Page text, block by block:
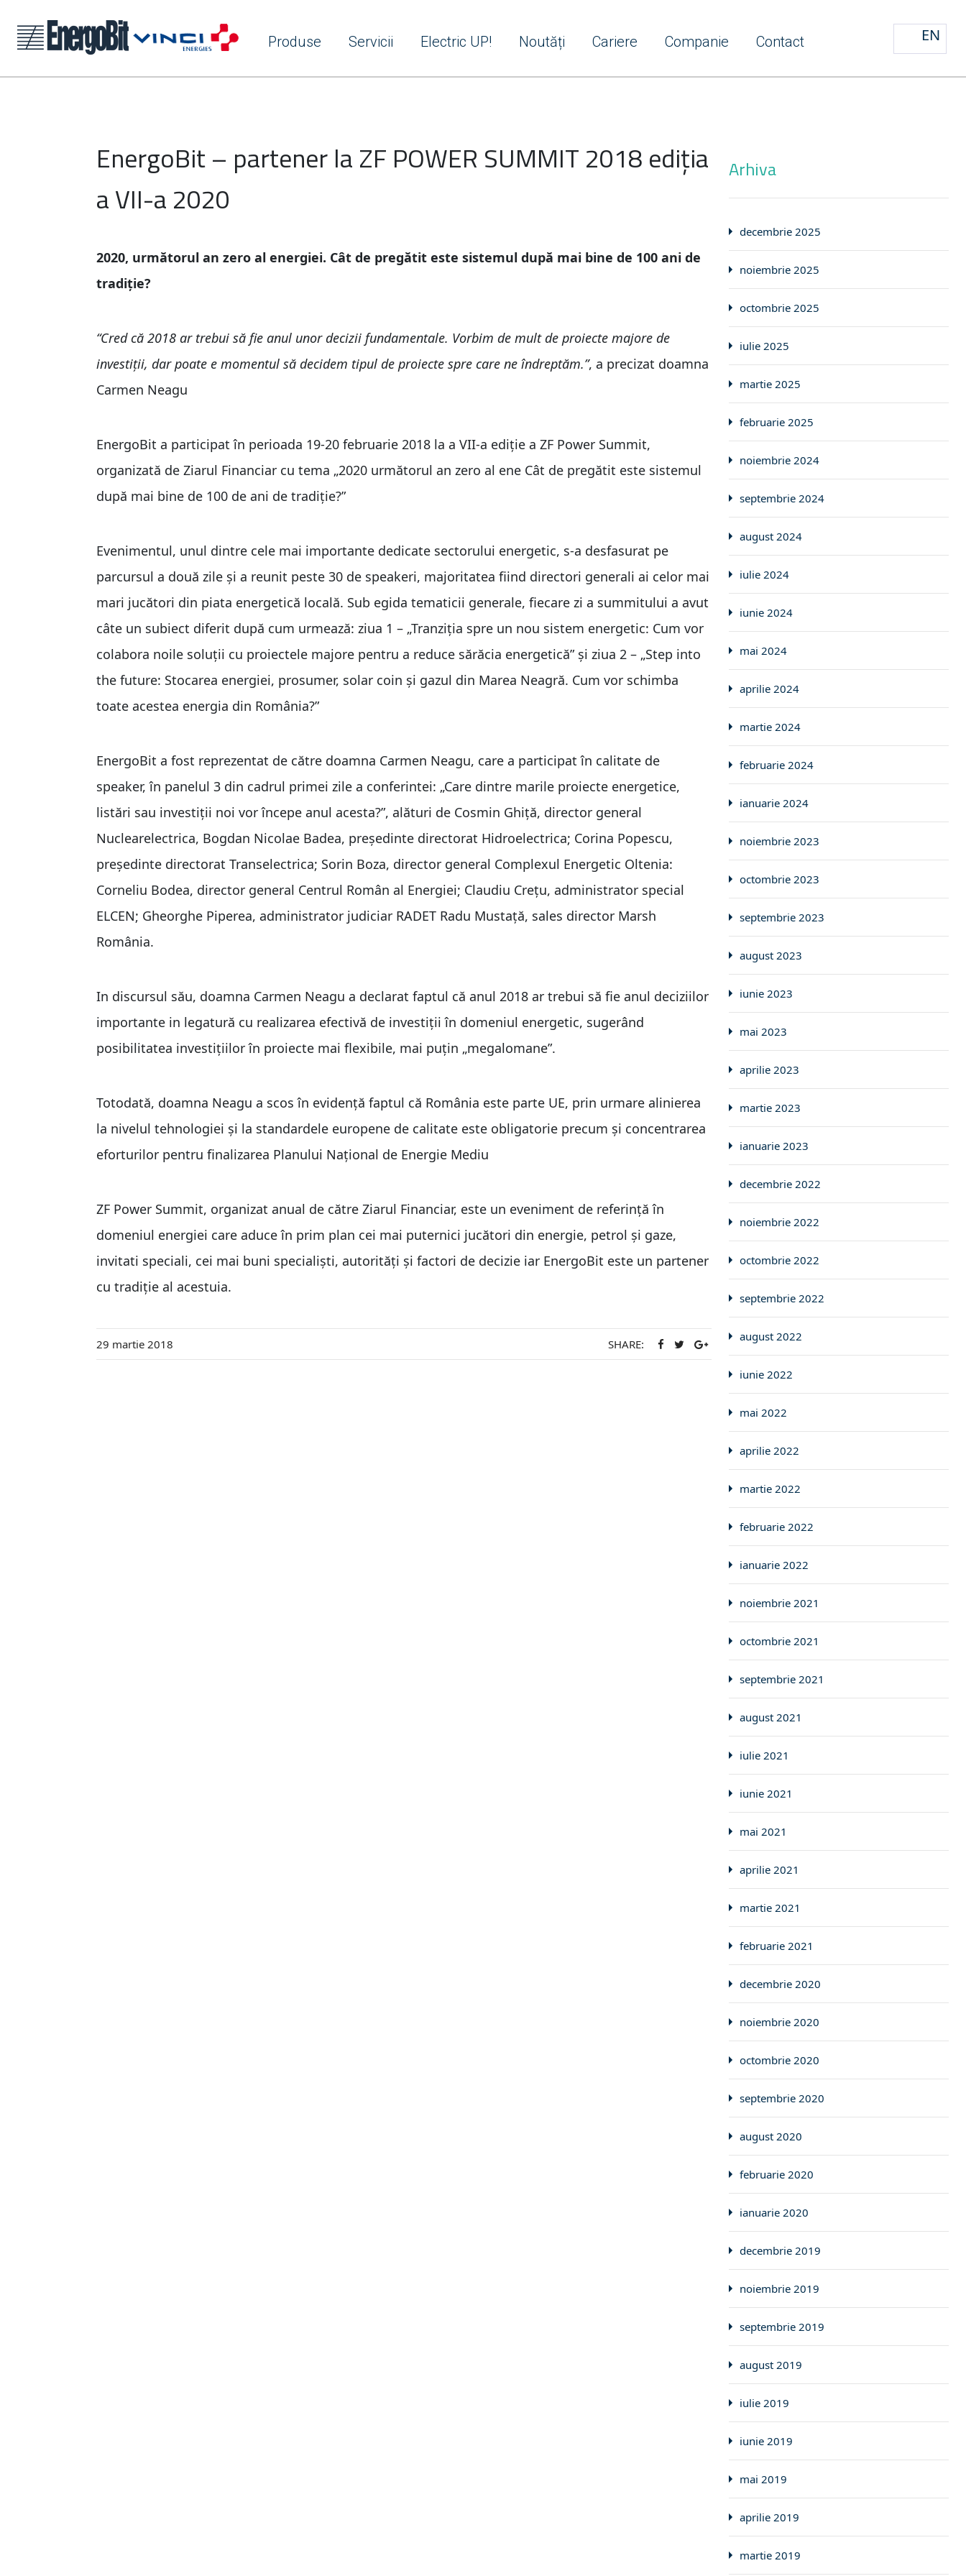
Produse Servicii Electric UP! Noutăți Cariere Companie Contact EN
EnergoBit – partener la ZF POWER SUMMIT 2018 ediţia
a VII-a 2020
2020, următorul an zero al energiei. Cât de pregătit este sistemul după mai bine de 100 ani de
tradiție?
“Cred că 2018 ar trebui să fie anul unor decizii fundamentale. Vorbim de mult de proiecte majore de
investiţii, dar poate e momentul să decidem tipul de proiecte spre care ne îndreptăm.”, a precizat doamna
Carmen Neagu
EnergoBit a participat în perioada 19-20 februarie 2018 la a VII-a ediție a ZF Power Summit,
organizată de Ziarul Financiar cu tema „2020 următorul an zero al ene Cât de pregătit este sistemul
după mai bine de 100 de ani de tradiţie?”
Evenimentul, unul dintre cele mai importante dedicate sectorului energetic, s-a desfasurat pe
parcursul a două zile şi a reunit peste 30 de speakeri, majoritatea fiind directori generali ai celor mai
mari jucători din piata energetică locală. Sub egida tematicii generale, fiecare zi a summitului a avut
câte un subiect diferit după cum urmează: ziua 1 – „Tranziția spre un nou sistem energetic: Cum vor
colabora noile soluții cu proiectele majore pentru a reduce sărăcia energetică” şi ziua 2 – „Step into
the future: Stocarea energiei, prosumer, solar coin şi gazul din Marea Neagră. Cum vor schimba
toate acestea energia din România?”
EnergoBit a fost reprezentat de către doamna Carmen Neagu, care a participat în calitate de
speaker, în panelul 3 din cadrul primei zile a conferintei: „Care dintre marile proiecte energetice,
listări sau investiții noi vor începe anul acesta?”, alături de Cosmin Ghiță, director general
Nuclearelectrica, Bogdan Nicolae Badea, preşedinte directorat Hidroelectrica; Corina Popescu,
preşedinte directorat Transelectrica; Sorin Boza, director general Complexul Energetic Oltenia:
Corneliu Bodea, director general Centrul Român al Energiei; Claudiu Crețu, administrator special
ELCEN; Gheorghe Piperea, administrator judiciar RADET Radu Mustață, sales director Marsh
România.
In discursul său, doamna Carmen Neagu a declarat faptul că anul 2018 ar trebui să fie anul deciziilor
importante in legatură cu realizarea efectivă de investiții în domeniul energetic, sugerând
posibilitatea investițiilor în proiecte mai flexibile, mai puţin „megalomane”.
Totodată, doamna Neagu a scos în evidenţă faptul că România este parte UE, prin urmare alinierea
la nivelul tehnologiei şi la standardele europene de calitate este obligatorie precum şi concentrarea
eforturilor pentru finalizarea Planului Național de Energie Mediu
ZF Power Summit, organizat anual de către Ziarul Financiar, este un eveniment de referinţă în
domeniul energiei care aduce în prim plan cei mai puternici jucători din energie, petrol şi gaze,
invitati speciali, cei mai buni specialişti, autorități și factori de decizie iar EnergoBit este un partener
cu tradiție al acestuia.
29 martie 2018 SHARE:
Arhiva
decembrie 2025
noiembrie 2025
octombrie 2025
iulie 2025
martie 2025
februarie 2025
noiembrie 2024
septembrie 2024
august 2024
iulie 2024
iunie 2024
mai 2024
aprilie 2024
martie 2024
februarie 2024
ianuarie 2024
noiembrie 2023
octombrie 2023
septembrie 2023
august 2023
iunie 2023
mai 2023
aprilie 2023
martie 2023
ianuarie 2023
decembrie 2022
noiembrie 2022
octombrie 2022
septembrie 2022
august 2022
iunie 2022
mai 2022
aprilie 2022
martie 2022
februarie 2022
ianuarie 2022
noiembrie 2021
octombrie 2021
septembrie 2021
august 2021
iulie 2021
iunie 2021
mai 2021
aprilie 2021
martie 2021
februarie 2021
decembrie 2020
noiembrie 2020
octombrie 2020
septembrie 2020
august 2020
februarie 2020
ianuarie 2020
decembrie 2019
noiembrie 2019
septembrie 2019
august 2019
iulie 2019
iunie 2019
mai 2019
aprilie 2019
martie 2019